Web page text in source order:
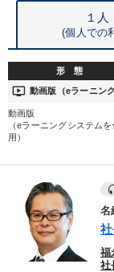
１人
(個人での
形 態
ondemand_video 動画版（eラーニン
動画版
（eラーニングシステムを
用）
名
福
社